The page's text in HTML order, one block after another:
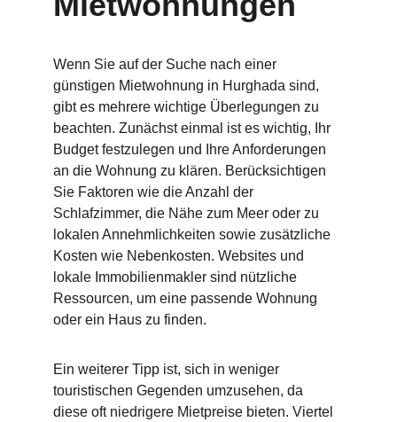
Wenn Sie auf der Suche nach einer
günstigen Mietwohnung in Hurghada sind,
gibt es mehrere wichtige Überlegungen zu
beachten. Zunächst einmal ist es wichtig, Ihr
Budget festzulegen und Ihre Anforderungen
an die Wohnung zu klären. Berücksichtigen
Sie Faktoren wie die Anzahl der
Schlafzimmer, die Nähe zum Meer oder zu
lokalen Annehmlichkeiten sowie zusätzliche
Kosten wie Nebenkosten. Websites und
lokale Immobilienmakler sind nützliche
Ressourcen, um eine passende Wohnung
oder ein Haus zu finden.
Ein weiterer Tipp ist, sich in weniger
touristischen Gegenden umzusehen, da
diese oft niedrigere Mietpreise bieten. Viertel